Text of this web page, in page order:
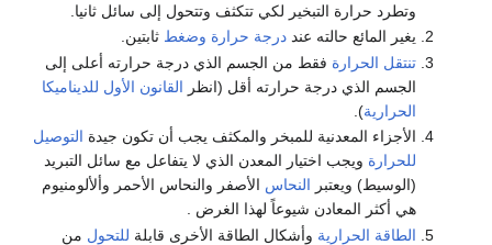
وتطرد حرارة التبخير لكي تتكثف وتتحول إلى سائل ثانيا.
يغير المائع حالته عند درجة حرارة وضغط ثابتين.
تنتقل الحرارة فقط من الجسم الذي درجة حرارته أعلى إلى
الجسم الذي درجة حرارته أقل (انظر القانون الأول للديناميكا
الحرارية).
الأجزاء المعدنية للمبخر والمكثف يجب أن تكون جيدة التوصيل
للحرارة ويجب اختيار المعدن الذي لا يتفاعل مع سائل التبريد
(الوسيط) ويعتبر النحاس الأصفر والنحاس الأحمر وألألومنيوم
هي أكثر المعادن شيوعاً لهذا الغرض .
الطاقة الحرارية وأشكال الطاقة الأخرى قابلة للتحول من